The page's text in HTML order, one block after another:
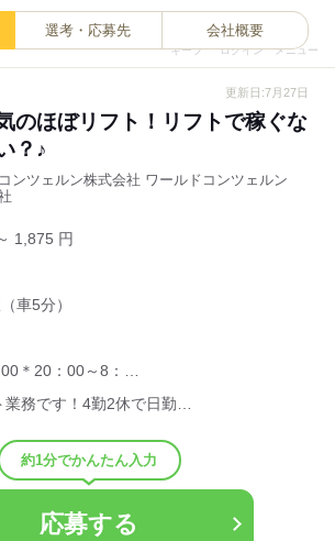
キープ ログイン メニュー
選考・応募先 会社概要
更新日:7月27日
のほぼリフト！リフトで稼ぐな
？♪
ンツェルン株式会社 ワールドコンツェルン
1,875 円
車5分）
＊20：00～8：…
務です！4勤2休で日勤…
約1分でかんたん入力
応募する